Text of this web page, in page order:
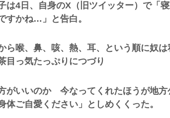
は4日、自身のX（旧ツイッター）で「
すかね…」と告白。
ら喉、鼻、咳、熱、耳、という順に奴
目っ気たっぷりにつづり
方がいいのか 今なってくれたほうが地
ご自愛ください」としめくくった。